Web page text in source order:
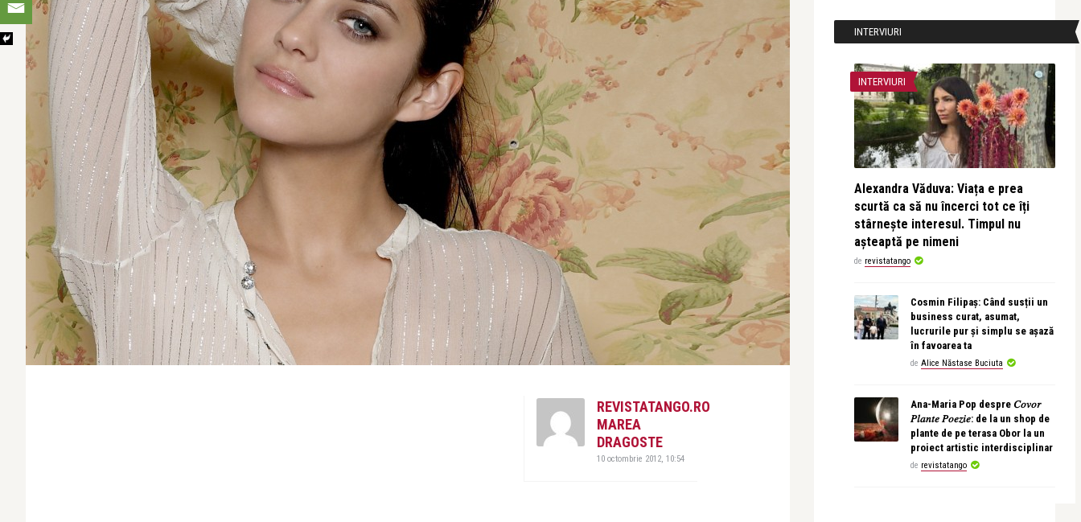
REVISTATANGO.RO
MAREA
DRAGOSTE
10 octombrie 2012, 10:54
INTERVIURI
INTERVIURI
Alexandra Văduva: Viața e prea
scurtă ca să nu încerci tot ce îți
stârnește interesul. Timpul nu
așteaptă pe nimeni
de revistatango
Cosmin Filipaș: Când susții un
business curat, asumat,
lucrurile pur și simplu se așază
în favoarea ta
de Alice Năstase Buciuta
Ana-Maria Pop despre 𝐶𝑜𝑣𝑜𝑟
𝑃𝑙𝑎𝑛𝑡𝑒 𝑃𝑜𝑒𝑧𝑖𝑒: de la un shop de
plante de pe terasa Obor la un
proiect artistic interdisciplinar
de revistatango